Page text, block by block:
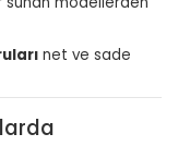
net ve sade